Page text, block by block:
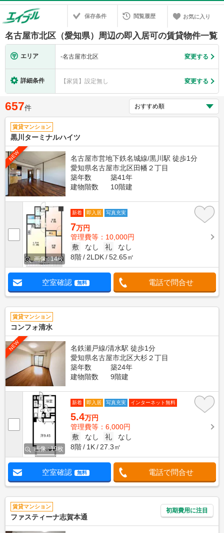
保存条件 閲覧履歴 お気に入り
名古屋市北区（愛知県）周辺の即入居可の賃貸物件一覧
エリア -名古屋市北区 変更する
詳細条件 【家賃】設定無し 変更する
657件
賃貸マンション
黒川ターミナルハイツ
NEW
名古屋市営地下鉄名城線/黒川駅 徒歩1分
愛知県名古屋市北区田幡２丁目
築年数
築41年
建物階数
10階建
画像 : 14枚
新着 即入居 写真充実
7万円
管理費等：10,000円
敷
なし 礼
なし
8階
2LDK 52.65㎡
空室確認 無料 電話で問合せ
賃貸マンション
コンフォ清水
NEW
名鉄瀬戸線/清水駅 徒歩1分
愛知県名古屋市北区大杉２丁目
築年数
築24年
建物階数
9階建
画像 : 19枚
新着 即入居 写真充実 インターネット無料
5.4万円
管理費等：6,000円
敷
なし 礼
なし
8階
1K 27.3㎡
空室確認 無料 電話で問合せ
賃貸マンション
ファスティーナ志賀本通
初期費用に注目